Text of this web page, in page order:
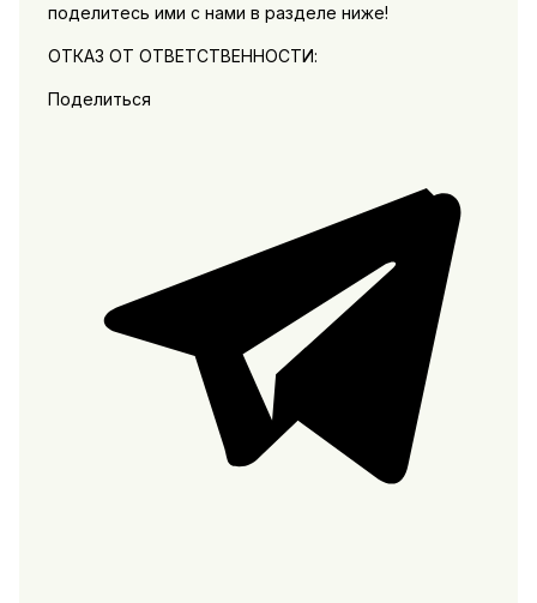
поделитесь ими с нами в разделе ниже!
ОТКАЗ ОТ ОТВЕТСТВЕННОСТИ:
Поделиться